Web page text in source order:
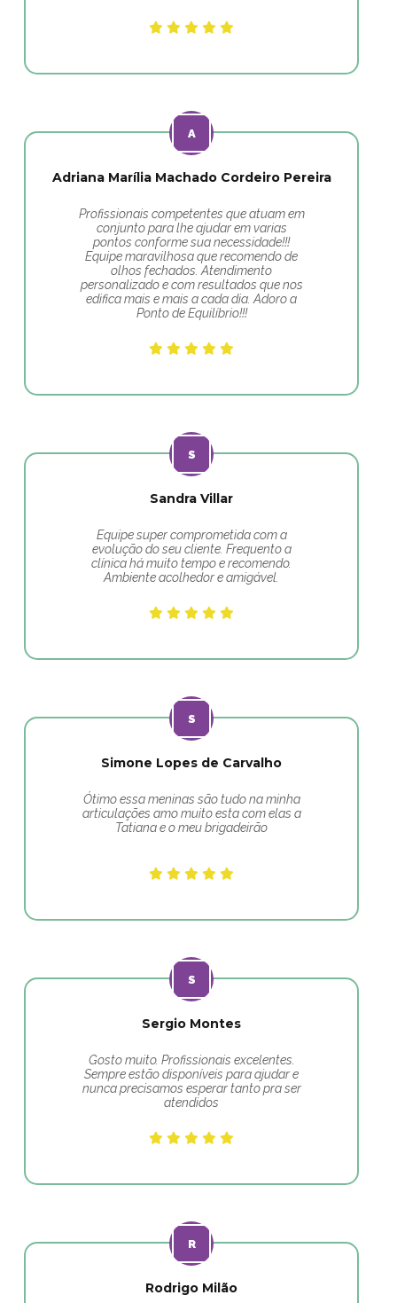
Adriana Marília Machado Cordeiro Pereira
Profissionais competentes que atuam em
conjunto para lhe ajudar em varias
pontos conforme sua necessidade!!!
Equipe maravilhosa que recomendo de
olhos fechados. Atendimento
personalizado e com resultados que nos
edifica mais e mais a cada dia. Adoro a
Ponto de Equilíbrio!!!
Sandra Villar
Equipe super comprometida com a
evolução do seu cliente. Frequento a
clínica há muito tempo e recomendo.
Ambiente acolhedor e amigável.
Simone Lopes de Carvalho
Ótimo essa meninas são tudo na minha
articulações amo muito esta com elas a
Tatiana e o meu brigadeirão
Sergio Montes
Gosto muito. Profissionais excelentes.
Sempre estão disponíveis para ajudar e
nunca precisamos esperar tanto pra ser
atendidos
Rodrigo Milão